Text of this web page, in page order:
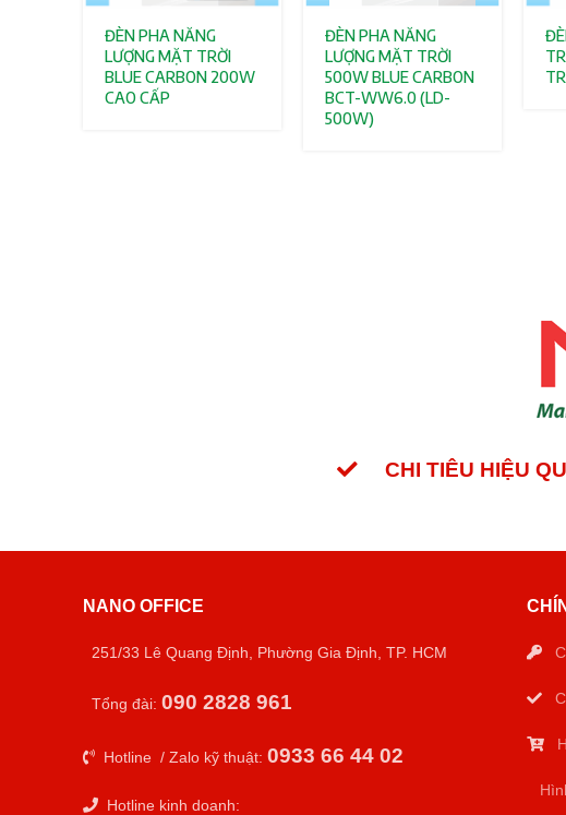
ĐÈN PHA NĂNG
LƯỢNG MẶT TRỜI
BLUE CARBON 200W
CAO CẤP
ĐÈN PHA NĂNG
LƯỢNG MẶT TRỜI
500W BLUE CARBON
BCT-WW6.0 (LD-
500W)
CHI TIÊU HIỆU
NANO OFFICE
251/33 Lê Quang Định, Phường Gia Định, TP. HCM
Tổng đài: 090 2828 961
Hotline / Zalo kỹ thuật: 0933 66 44 02
Hotline kinh doanh: